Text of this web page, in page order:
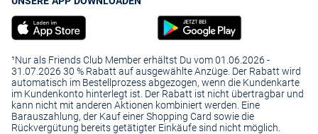
¹Nur als Friends Club Member erhältst Du vom 01.06.2026 -
31.07.2026 30 % Rabatt auf ausgewählte Anzüge. Der Rabatt wird
automatisch im Bestellprozess abgezogen, wenn die Kundenkarte
im Kundenkonto hinterlegt ist. Der Rabatt ist nicht übertragbar und
kann nicht mit anderen Aktionen kombiniert werden. Eine
Barauszahlung, der Kauf einer Shopping Card sowie die
Rückvergütung bereits getätigter Einkäufe sind nicht möglich.